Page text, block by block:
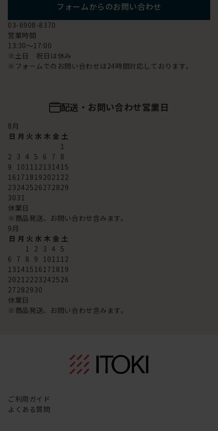
フォームからのお問い合わせ
03-6908-8370
営業時間
13:30～17:00
※土日 祝日は休み
※フォームでのお問い合わせは24時間対応しております。
配送・お問い合わせ営業日
8月
日 月 火 水 木 金 土
1
2 3 4 5 6 7 8
9 101112131415
16171819202122
23242526272829
3031
休業日
※商品発送、お問い合わせ含みます。
9月
日 月 火 水 木 金 土
1 2 3 4 5
6 7 8 9 101112
13141516171819
20212223242526
27282930
休業日
※商品発送、お問い合わせ含みます。
ご利用ガイド
よくある質問